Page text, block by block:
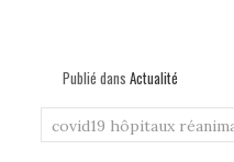
Publié dans Actualité
covid19 hôpitaux